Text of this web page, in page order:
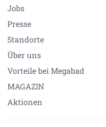
Jobs
Presse
Standorte
Über uns
Vorteile bei Megabad
MAGAZIN
Aktionen